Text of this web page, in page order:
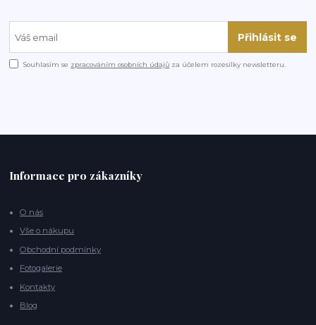
Přihlásit se
Souhlasím se zpracováním osobních údajů za účelem rozesílky newsletteru.
Informace pro zákazníky
O nás
Vše o nákupu
Obchodní podmínky
Fotogalerie
Kontakty
Blog